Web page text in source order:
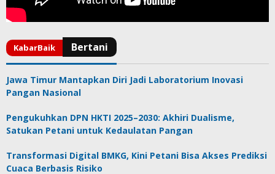
Jawa Timur Mantapkan Diri Jadi Laboratorium Inovasi
Pangan Nasional
Pengukuhkan DPN HKTI 2025–2030: Akhiri Dualisme,
Satukan Petani untuk Kedaulatan Pangan
Transformasi Digital BMKG, Kini Petani Bisa Akses Prediksi
Cuaca Berbasis Risiko